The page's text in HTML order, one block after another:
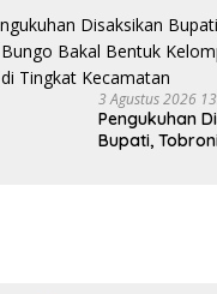
Bagi Kader
Dongkrak UCJ
3 Agustus 2026
Pengukuhan
Bupati,